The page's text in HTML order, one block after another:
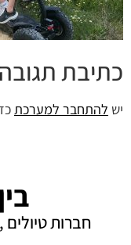
כתיבת תגובה
יש להתחבר למערכת
חברות